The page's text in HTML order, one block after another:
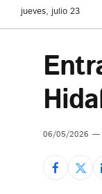
jueves, julio 23
06/05/2026